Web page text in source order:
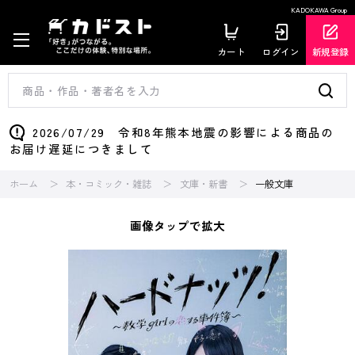
KADOKAWA Group
カート ログイン 新規登録
2026/07/29 令和8年熊本地震の影響による商品の
お届け遅延につきまして
ホーム 本・コミック・雑誌 文庫・新書 一般文庫
画像タップで拡大